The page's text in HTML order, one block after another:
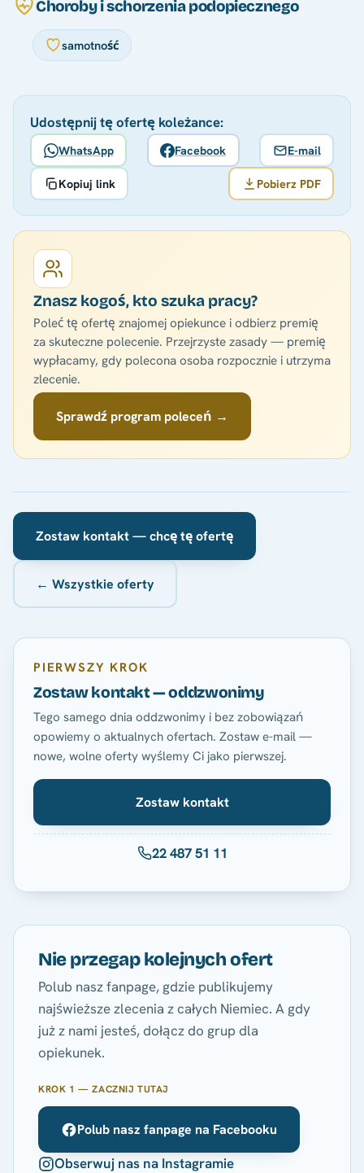
Choroby i schorzenia podopiecznego
samotność
Udostępnij tę ofertę koleżance:
WhatsApp Facebook E-mail
Kopiuj link Pobierz PDF
Znasz kogoś, kto szuka pracy?
Poleć tę ofertę znajomej opiekunce i odbierz premię
za skuteczne polecenie. Przejrzyste zasady — premię
wypłacamy, gdy polecona osoba rozpocznie i utrzyma
zlecenie.
Sprawdź program poleceń →
Zostaw kontakt — chcę tę ofertę
← Wszystkie oferty
PIERWSZY KROK
Zostaw kontakt — oddzwonimy
Tego samego dnia oddzwonimy i bez zobowiązań
opowiemy o aktualnych ofertach. Zostaw e-mail —
nowe, wolne oferty wyślemy Ci jako pierwszej.
Zostaw kontakt
22 487 51 11
Nie przegap kolejnych ofert
Polub nasz fanpage, gdzie publikujemy
najświeższe zlecenia z całych Niemiec. A gdy
już z nami jesteś, dołącz do grup dla
opiekunek.
KROK 1 — ZACZNIJ TUTAJ
Polub nasz fanpage na Facebooku
Obserwuj nas na Instagramie